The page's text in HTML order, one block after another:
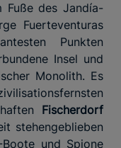
Fuße des Jandía-
Fuerteventuras
Punkten
Insel und
Monolith. Es
Fischerdorf
stehengeblieben
und Spione